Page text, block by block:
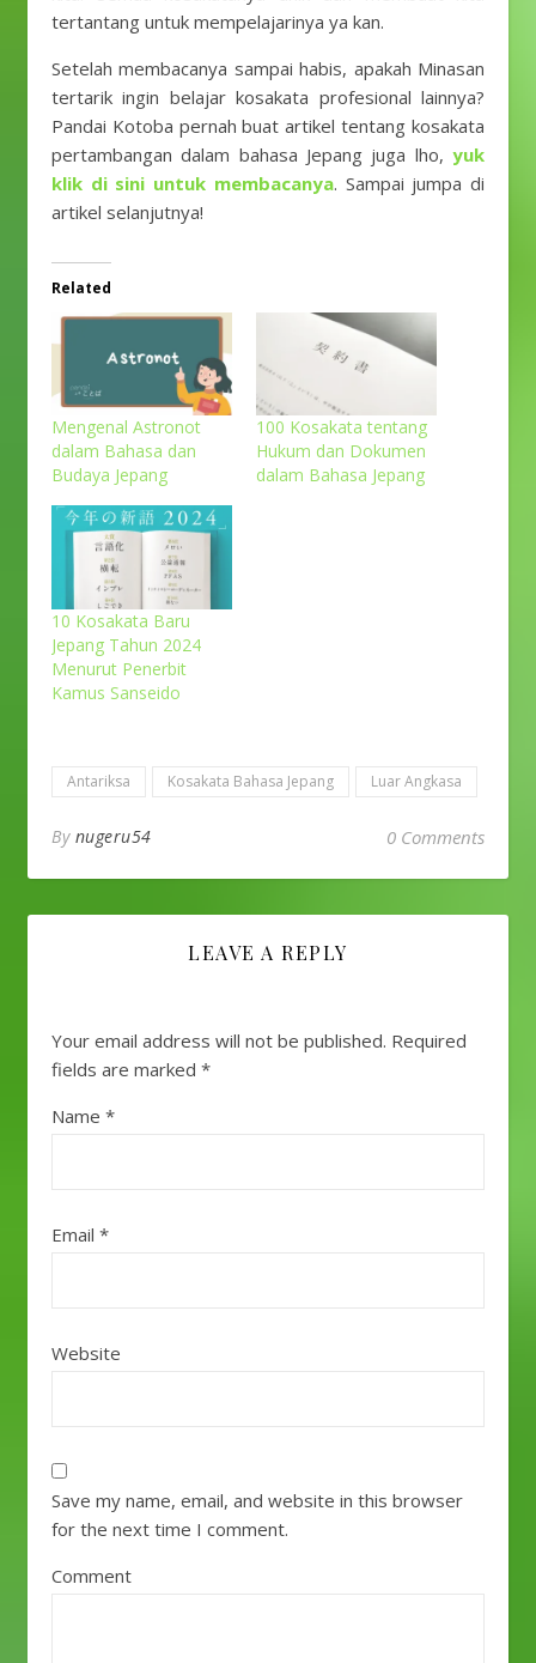
tertantang untuk mempelajarinya ya kan.
Setelah membacanya sampai habis, apakah Minasan
tertarik ingin belajar kosakata profesional lainnya?
Pandai Kotoba pernah buat artikel tentang kosakata
pertambangan dalam bahasa Jepang juga lho, yuk
klik di sini untuk membacanya. Sampai jumpa di
artikel selanjutnya!
Related
Mengenal Astronot
dalam Bahasa dan
Budaya Jepang
100 Kosakata tentang
Hukum dan Dokumen
dalam Bahasa Jepang
10 Kosakata Baru
Jepang Tahun 2024
Menurut Penerbit
Kamus Sanseido
Antariksa Kosakata Bahasa Jepang Luar Angkasa
By nugeru54 0 Comments
LEAVE A REPLY
Your email address will not be published. Required
fields are marked *
Name *
Email *
Website
Save my name, email, and website in this browser
for the next time I comment.
Comment